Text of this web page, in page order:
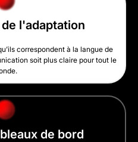
l'adaptation
correspondent à la langue de
soit plus claire pour tout le
de bord